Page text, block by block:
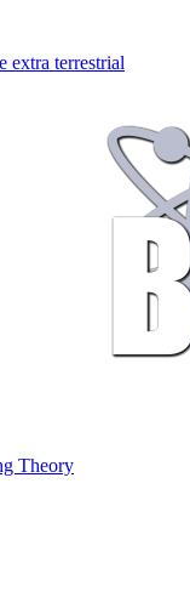
extra terrestrial
Theory